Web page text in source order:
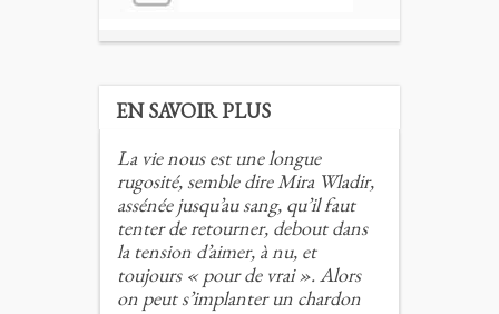
EN SAVOIR PLUS
La vie nous est une longue
rugosité, semble dire Mira Wladir,
assénée jusqu’au sang, qu’il faut
tenter de retourner, debout dans
la tension d’aimer, à nu, et
toujours « pour de vrai ». Alors
on peut s’implanter un chardon